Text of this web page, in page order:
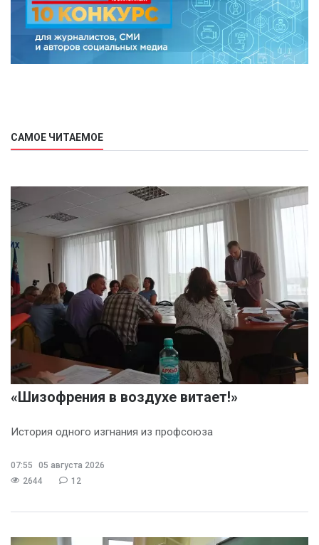
САМОЕ ЧИТАЕМОЕ
«Шизофрения в воздухе витает!»
История одного изгнания из профсоюза
07:55
05 августа 2026
2644
12